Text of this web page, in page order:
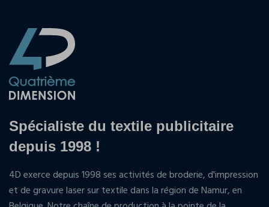
Spécialiste du textile publicitaire
depuis 1998 !
4D exerce depuis 1998 ses activités de broderie, d'impression
et de gravure laser sur textile dans la région de Namur, en